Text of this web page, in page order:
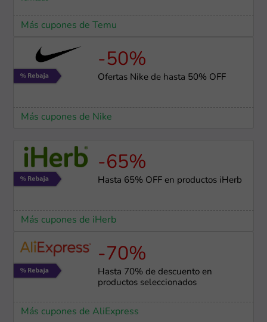
Más cupones de Temu
-50%
Ofertas Nike de hasta 50% OFF
Más cupones de Nike
-65%
Hasta 65% OFF en productos iHerb
Más cupones de iHerb
-70%
Hasta 70% de descuento en
productos seleccionados
Más cupones de AliExpress